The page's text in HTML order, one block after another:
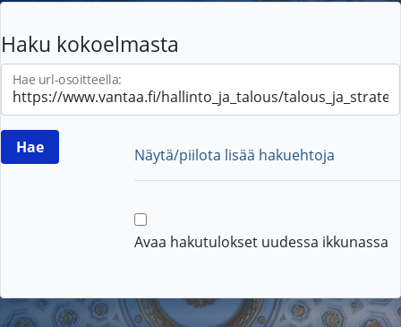
Haku kokoelmasta
Hae url-osoitteella:
Näytä/piilota lisää hakuehtoja
Avaa hakutulokset uudessa ikkunassa